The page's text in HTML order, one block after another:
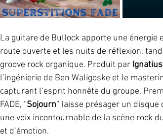
La guitare de Bullock apporte une énergie
route ouverte et les nuits de réflexion,
groove rock organique. Produit par
l’ingénierie de Ben Waligoske et le
capturant l’esprit honnête du groupe.
FADE, “Sojourn” laisse présager un
une voix incontournable de la scène rock
et d’émotion.